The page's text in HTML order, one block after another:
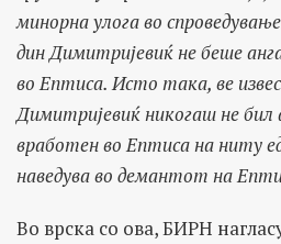
минорна улога во
дин Димитријевиќ не беше
во Ептиса. Исто така, ве
Димитријевиќ никогаш не бил
вработен во Ептиса на ниту
наведува во демантот на
Во врска со ова, БИРН